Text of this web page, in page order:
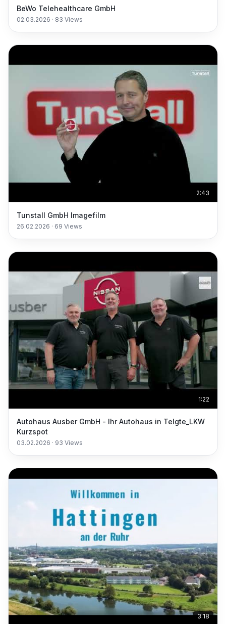
BeWo Telehealthcare GmbH
02.03.2026 · 83 Views
2:43
Tunstall GmbH Imagefilm
26.02.2026 · 69 Views
1:22
Autohaus Ausber GmbH - Ihr Autohaus in Telgte_LKW
Kurzspot
03.02.2026 · 93 Views
3:18